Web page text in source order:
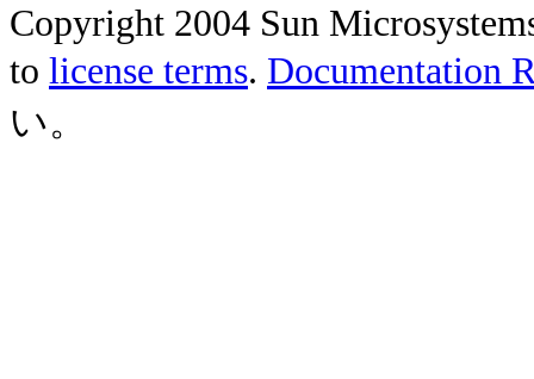
Copyright 2004 Sun
to license terms. Documentation
い。